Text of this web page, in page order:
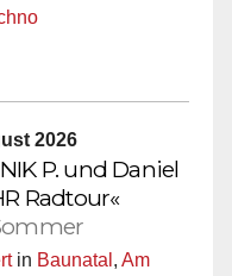
2026
P. und Daniel
Radtour«
in Baunatal , Am